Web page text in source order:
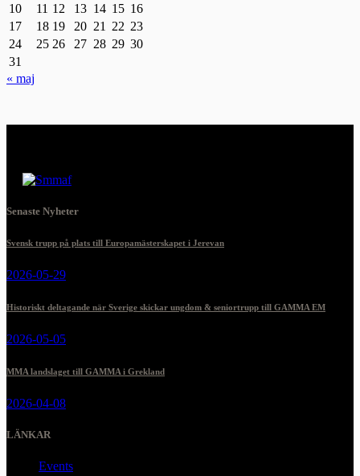
10
11 12 13 14 15 16
17
18 19 20 21 22 23
24
25 26 27 28 29 30
31
« maj
Senaste Nyheter
Svensk trupp på plats till Europamästerskapet i Jerevan
2026-05-29
Historiskt deltagande när Sverige skickar ungdom & seniortrupp till GAMMA EM
2026-05-05
MMA landslaget till GAMMA i Grekland
2026-04-08
LÄNKAR
Events